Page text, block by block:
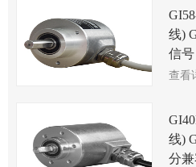
线)
信号
查看
线)
分